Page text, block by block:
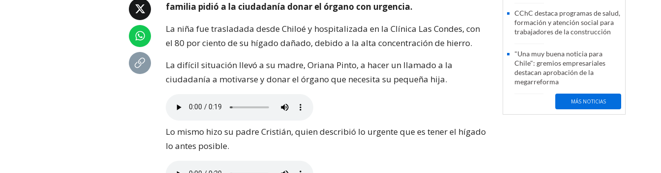
familia pidió a la ciudadanía donar el órgano con urgencia.
La niña fue trasladada desde Chiloé y hospitalizada en la Clínica Las Condes, con
el 80 por ciento de su hígado dañado, debido a la alta concentración de hierro.
La difícil situación llevó a su madre, Oriana Pinto, a hacer un llamado a la
ciudadanía a motivarse y donar el órgano que necesita su pequeña hija.
Lo mismo hizo su padre Cristián, quien describió lo urgente que es tener el hígado
lo antes posible.
CChC destaca programas de salud,
formación y atención social para
trabajadores de la construcción
"Una muy buena noticia para
Chile": gremios empresariales
destacan aprobación de la
megarreforma
MÁS NOTICIAS